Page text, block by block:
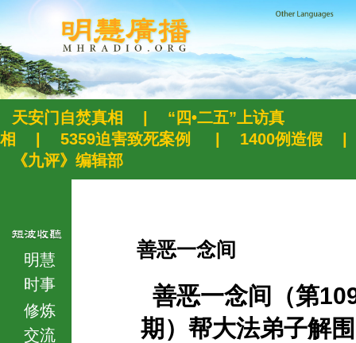
天安门自焚真相
“四•二五”上访真
相
5359迫害致死案例 1400例造假
《九评》编辑部
明慧
时事
修炼
交流
善恶一念间
善恶一念间（第
期）帮大法弟子解